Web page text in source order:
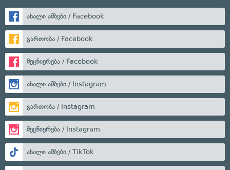
ახალი ამბები / Facebook
გართობა / Facebook
მეცნიერება / Facebook
ახალი ამბები / Instagram
გართობა / Instagram
მეცნიერება / Instagram
ახალი ამბები / TikTok